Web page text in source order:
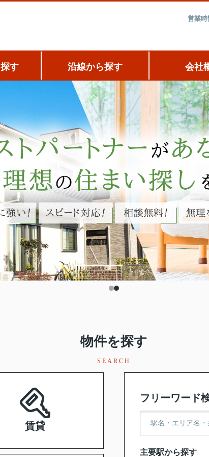
営業
す 沿線から探す 会社
物件を探す
SEARCH
賃貸
フリーワード
主要駅から探す